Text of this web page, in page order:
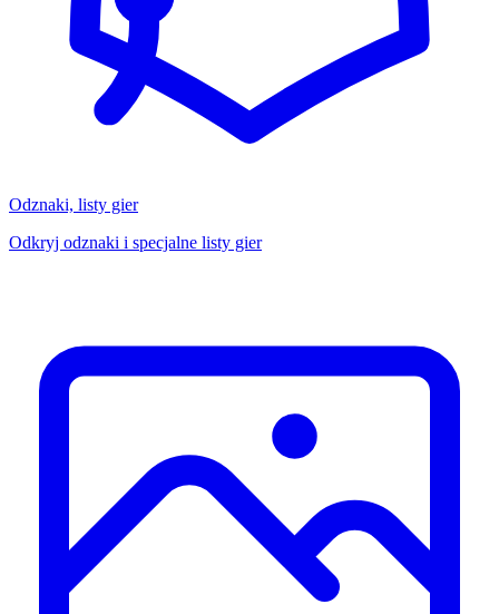
Odznaki, listy gier
Odkryj odznaki i specjalne listy gier